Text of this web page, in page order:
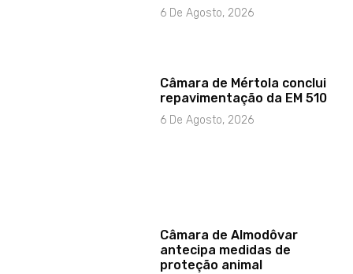
6 De Agosto, 2026
Câmara de Mértola conclui
repavimentação da EM 510
6 De Agosto, 2026
Câmara de Almodôvar
antecipa medidas de
proteção animal